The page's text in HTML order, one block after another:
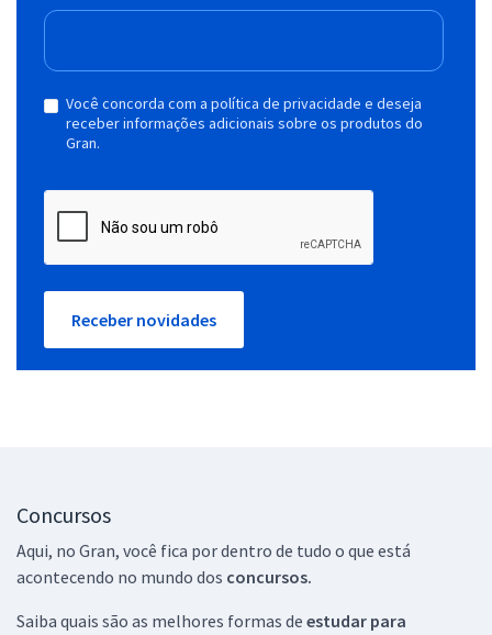
Você concorda com a política de privacidade e deseja
receber informações adicionais sobre os produtos do
Gran.
Receber novidades
Concursos
Aqui, no Gran, você fica por dentro de tudo o que está
acontecendo no mundo dos concursos.
Saiba quais são as melhores formas de estudar para